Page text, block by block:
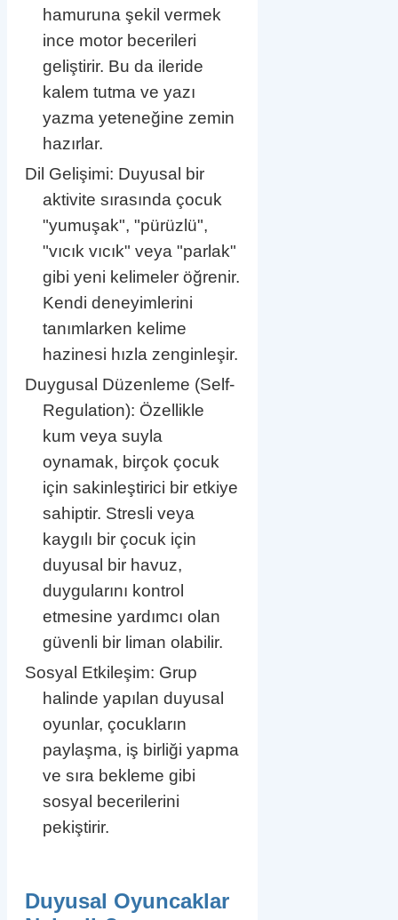
hamuruna şekil vermek
ince motor becerileri
geliştirir. Bu da ileride
kalem tutma ve yazı
yazma yeteneğine zemin
hazırlar.
Dil Gelişimi: Duyusal bir
aktivite sırasında çocuk
"yumuşak", "pürüzlü",
"vıcık vıcık" veya "parlak"
gibi yeni kelimeler öğrenir.
Kendi deneyimlerini
tanımlarken kelime
hazinesi hızla zenginleşir.
Duygusal Düzenleme (Self-
Regulation): Özellikle
kum veya suyla
oynamak, birçok çocuk
için sakinleştirici bir etkiye
sahiptir. Stresli veya
kaygılı bir çocuk için
duyusal bir havuz,
duygularını kontrol
etmesine yardımcı olan
güvenli bir liman olabilir.
Sosyal Etkileşim: Grup
halinde yapılan duyusal
oyunlar, çocukların
paylaşma, iş birliği yapma
ve sıra bekleme gibi
sosyal becerilerini
pekiştirir.
Duyusal Oyuncaklar